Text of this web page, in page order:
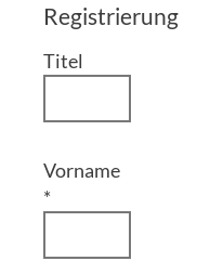
Registrierung
Titel
Vorname
*